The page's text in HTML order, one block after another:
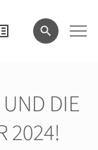
DIE
2024!